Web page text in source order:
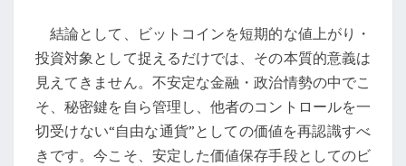
結論として、ビットコインを短期的な値上がり・
投資対象として捉えるだけでは、その本質的意義は
見えてきません。不安定な金融・政治情勢の中でこ
そ、秘密鍵を自ら管理し、他者のコントロールを一
切受けない“自由な通貨”としての価値を再認識すべ
きです。今こそ、安定した価値保存手段としてのビ